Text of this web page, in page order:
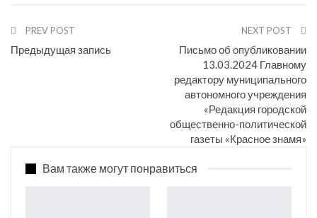
PREV POST
Предыдущая запись
NEXT POST
Письмо об опубликовании
13.03.2024 Главному
редактору муниципального
автономного учреждения
«Редакция городской
общественно-политической
газеты «Красное знамя»
Вам также могут понравиться